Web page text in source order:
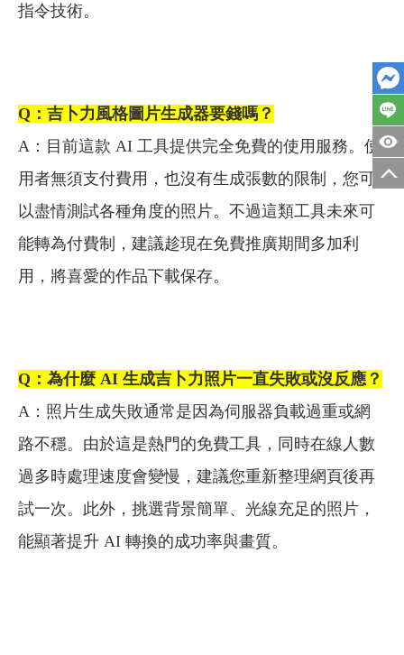
指令技術。
Q ：吉卜力風格圖片生成器要錢嗎？
A：目前這款 AI 工具提供完全免費的使用服務。使
用者無須支付費用，也沒有生成張數的限制，您可
以盡情測試各種角度的照片。不過這類工具未來可
能轉為付費制，建議趁現在免費推廣期間多加利
用，將喜愛的作品下載保存。
Q ：為什麼 AI 生成吉卜力照片一直失敗或沒反應？
A：照片生成失敗通常是因為伺服器負載過重或網
路不穩。由於這是熱門的免費工具，同時在線人數
過多時處理速度會變慢，建議您重新整理網頁後再
試一次。此外，挑選背景簡單、光線充足的照片，
能顯著提升 AI 轉換的成功率與畫質。